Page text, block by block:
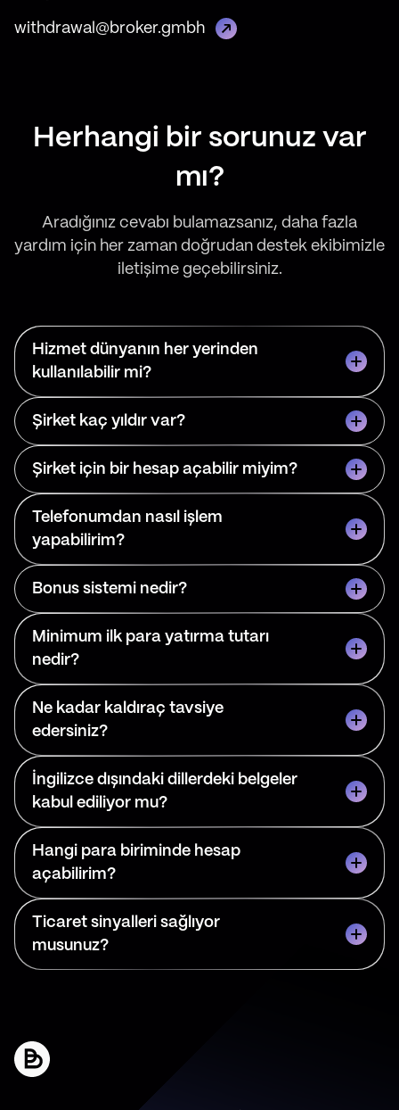
withdrawal@broker.gmbh
Herhangi bir sorunuz var
mı?
Aradığınız cevabı bulamazsanız, daha fazla
yardım için her zaman doğrudan destek ekibimizle
iletişime geçebilirsiniz.
Hizmet dünyanın her yerinden
kullanılabilir mi?
Şirket kaç yıldır var?
Şirket için bir hesap açabilir miyim?
Telefonumdan nasıl işlem
yapabilirim?
Bonus sistemi nedir?
Minimum ilk para yatırma tutarı
nedir?
Ne kadar kaldıraç tavsiye
edersiniz?
İngilizce dışındaki dillerdeki belgeler
kabul ediliyor mu?
Hangi para biriminde hesap
açabilirim?
Ticaret sinyalleri sağlıyor
musunuz?